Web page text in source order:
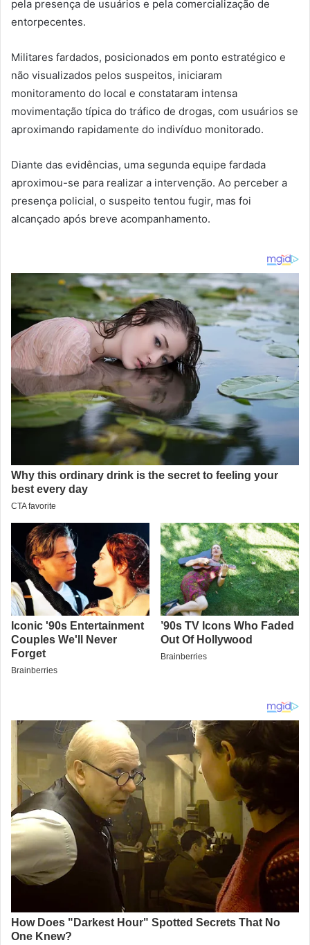
pela presença de usuários e pela comercialização de
entorpecentes.
Militares fardados, posicionados em ponto estratégico e
não visualizados pelos suspeitos, iniciaram
monitoramento do local e constataram intensa
movimentação típica do tráfico de drogas, com usuários se
aproximando rapidamente do indivíduo monitorado.
Diante das evidências, uma segunda equipe fardada
aproximou-se para realizar a intervenção. Ao perceber a
presença policial, o suspeito tentou fugir, mas foi
alcançado após breve acompanhamento.